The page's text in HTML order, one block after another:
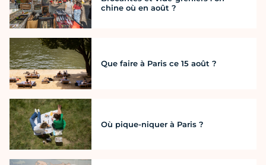
chine où en août ?
Que faire à Paris ce 15 août ?
Où pique-niquer à Paris ?